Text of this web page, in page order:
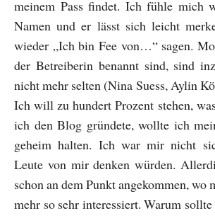
meinem Pass findet. Ich fühle mich
Namen und er lässt sich leicht
wieder „Ich bin Fee von…“ sagen.
der Betreiberin benannt sind, sind
nicht mehr selten (Nina Suess, Aylin
Ich will zu hundert Prozent stehen,
ich den Blog gründete, wollte ich
geheim halten. Ich war mir nicht
Leute von mir denken würden.
schon an dem Punkt angekommen, wo
mehr so sehr interessiert. Warum